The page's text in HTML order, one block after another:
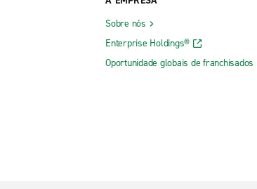
Sobre nós
Enterprise Holdings®
Oportunidade globais de franchisados